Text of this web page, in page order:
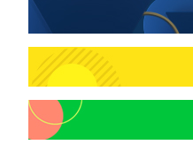
태-19378초 전 >
입추에도 극한
-14342초 전 >이란, 호르무즈
례 큰 폭발음
-13057초 전 >
[속보]美, 폴리
발효
-11208초 전 >[속보]트럼프, 美
-8908초 전 >
[속보] 뉴욕증시